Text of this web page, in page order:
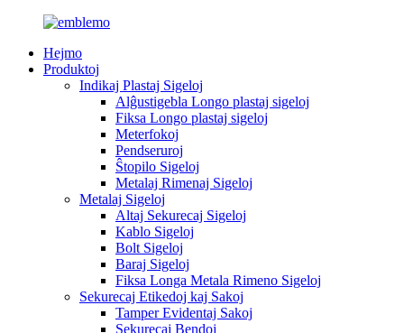
Hejmo
Produktoj
Indikaj Plastaj Sigeloj
Alĝustigebla Longo plastaj sigeloj
Fiksa Longo plastaj sigeloj
Meterfokoj
Pendseruroj
Ŝtopilo Sigeloj
Metalaj Rimenaj Sigeloj
Metalaj Sigeloj
Altaj Sekurecaj Sigeloj
Kablo Sigeloj
Bolt Sigeloj
Baraj Sigeloj
Fiksa Longa Metala Rimeno Sigeloj
Sekurecaj Etikedoj kaj Sakoj
Tamper Evidentaj Sakoj
Sekurecaj Bendoj